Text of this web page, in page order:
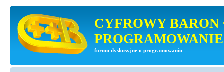
CYFROWY BARON
PROGRAMOWANIE
forum dyskusyjne o programowaniu